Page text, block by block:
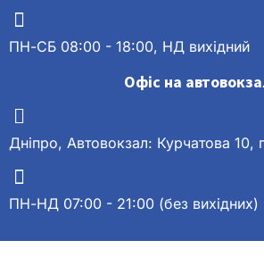
ПН-СБ 08:00 - 18:00, НД вихідний
Офіс на
Дніпро, Автовокзал: Курчатова 10,
ПН-НД 07:00 - 21:00 (без вихідних)